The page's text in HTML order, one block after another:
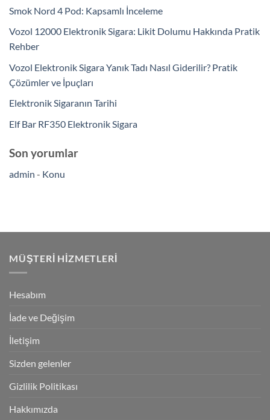
Smok Nord 4 Pod: Kapsamlı İnceleme
Vozol 12000 Elektronik Sigara: Likit Dolumu Hakkında Pratik
Rehber
Vozol Elektronik Sigara Yanık Tadı Nasıl Giderilir? Pratik
Çözümler ve İpuçları
Elektronik Sigaranın Tarihi
Elf Bar RF350 Elektronik Sigara
Son yorumlar
admin - Konu
MÜŞTERI HIZMETLERI
Hesabım
İade ve Değişim
İletişim
Sizden gelenler
Gizlilik Politikası
Hakkımızda